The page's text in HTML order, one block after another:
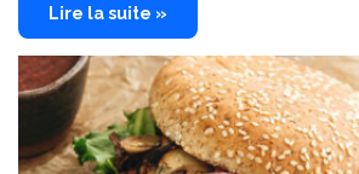
Lire la suite »